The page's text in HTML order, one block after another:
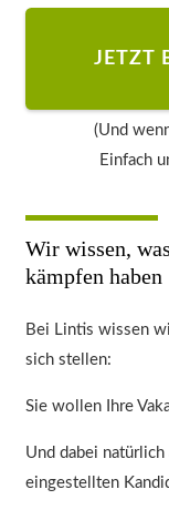
JETZT
(Und
Einfach
Wir wissen, was
kämpfen haben
Bei Lintis wissen
sich stellen:
Sie wollen Ihre
Und dabei
eingestellten